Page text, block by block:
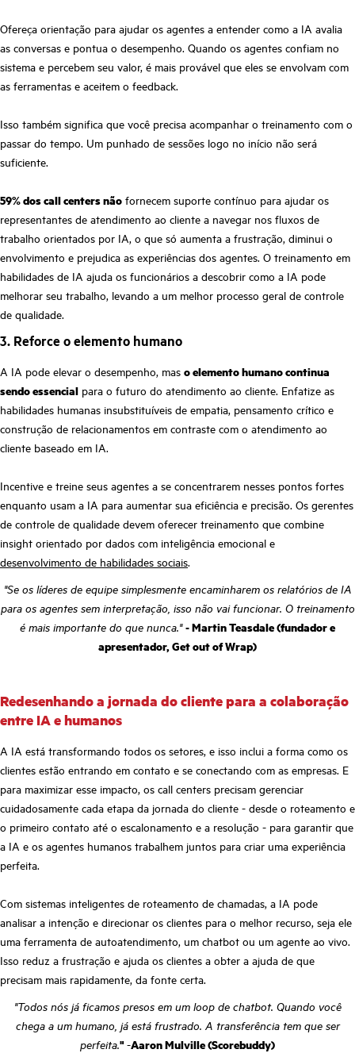
Ofereça orientação para ajudar os agentes a entender como a IA avalia
as conversas e pontua o desempenho. Quando os agentes confiam no
sistema e percebem seu valor, é mais provável que eles se envolvam com
as ferramentas e aceitem o feedback.
Isso também significa que você precisa acompanhar o treinamento com o
passar do tempo. Um punhado de sessões logo no início não será
suficiente.
59% dos call centers não fornecem suporte contínuo para ajudar os
representantes de atendimento ao cliente a navegar nos fluxos de
trabalho orientados por IA, o que só aumenta a frustração, diminui o
envolvimento e prejudica as experiências dos agentes. O treinamento em
habilidades de IA ajuda os funcionários a descobrir como a IA pode
melhorar seu trabalho, levando a um melhor processo geral de controle
de qualidade.
3. Reforce o elemento humano
A IA pode elevar o desempenho, mas o elemento humano continua
sendo essencial para o futuro do atendimento ao cliente. Enfatize as
habilidades humanas insubstituíveis de empatia, pensamento crítico e
construção de relacionamentos em contraste com o atendimento ao
cliente baseado em IA.
Incentive e treine seus agentes a se concentrarem nesses pontos fortes
enquanto usam a IA para aumentar sua eficiência e precisão. Os gerentes
de controle de qualidade devem oferecer treinamento que combine
insight orientado por dados com inteligência emocional e
desenvolvimento de habilidades sociais.
"Se os líderes de equipe simplesmente encaminharem os relatórios de IA
para os agentes sem interpretação, isso não vai funcionar. O treinamento
é mais importante do que nunca." - Martin Teasdale (fundador e
apresentador, Get out of Wrap)
Redesenhando a jornada do cliente para a colaboração
entre IA e humanos
A IA está transformando todos os setores, e isso inclui a forma como os
clientes estão entrando em contato e se conectando com as empresas. E
para maximizar esse impacto, os call centers precisam gerenciar
cuidadosamente cada etapa da jornada do cliente - desde o roteamento e
o primeiro contato até o escalonamento e a resolução - para garantir que
a IA e os agentes humanos trabalhem juntos para criar uma experiência
perfeita.
Com sistemas inteligentes de roteamento de chamadas, a IA pode
analisar a intenção e direcionar os clientes para o melhor recurso, seja ele
uma ferramenta de autoatendimento, um chatbot ou um agente ao vivo.
Isso reduz a frustração e ajuda os clientes a obter a ajuda de que
precisam mais rapidamente, da fonte certa.
"Todos nós já ficamos presos em um loop de chatbot. Quando você
chega a um humano, já está frustrado. A transferência tem que ser
perfeita."-Aaron Mulville (Scorebuddy)